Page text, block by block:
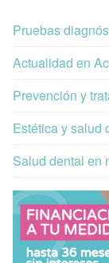
Pruebas
Actualidad en
Prevención y
Estética y salud
Salud dental en